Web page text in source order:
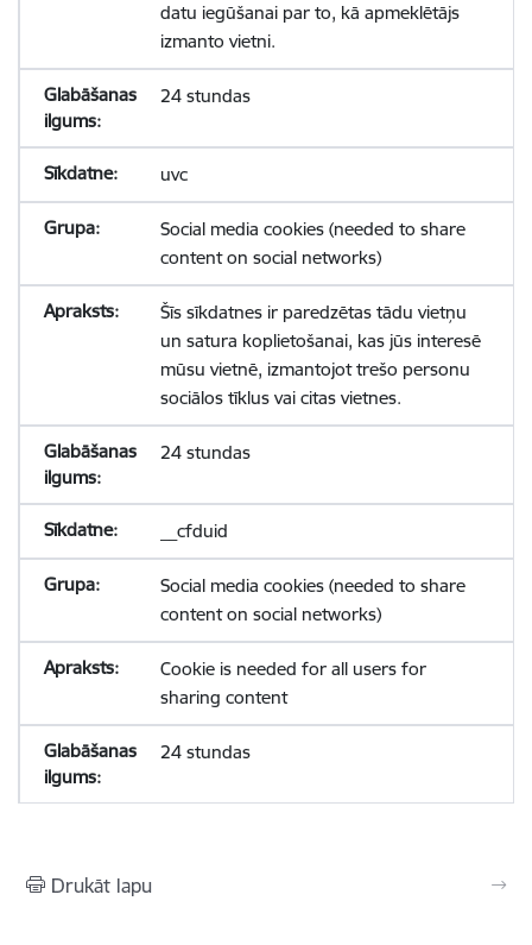
datu iegūšanai par to, kā apmeklētājs
izmanto vietni.
24 stundas
uvc
Social media cookies (needed to share
content on social networks)
Šīs sīkdatnes ir paredzētas tādu vietņu
un satura koplietošanai, kas jūs interesē
mūsu vietnē, izmantojot trešo personu
sociālos tīklus vai citas vietnes.
24 stundas
__cfduid
Social media cookies (needed to share
content on social networks)
Cookie is needed for all users for
sharing content
24 stundas
Drukāt lapu